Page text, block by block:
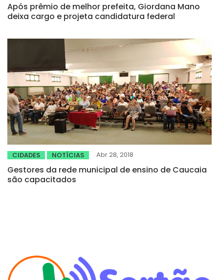
Após prêmio de melhor prefeita, Giordana Mano
deixa cargo e projeta candidatura federal
CIDADES NOTÍCIAS Abr 28, 2018
Gestores da rede municipal de ensino de Caucaia
são capacitados